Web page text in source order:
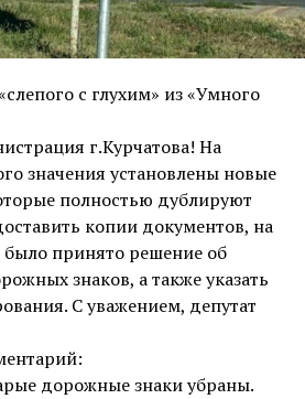
с глухим» из «Умного
г.Курчатова! На
значения установлены новые
полностью дублируют
копии документов, на
принято решение об
знаков, а также указать
С уважением, депутат
дорожные знаки убраны.